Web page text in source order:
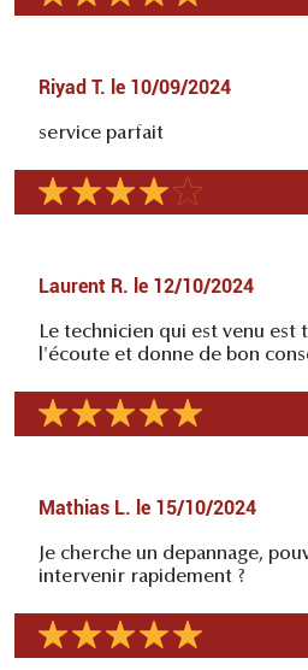
Riyad T. le 10/09/2024
service parfait
Laurent R. le 12/10/2024
Le technicien qui est venu est
l'écoute et donne de bon
Mathias L. le 15/10/2024
Je cherche un depannage,
intervenir rapidement ?